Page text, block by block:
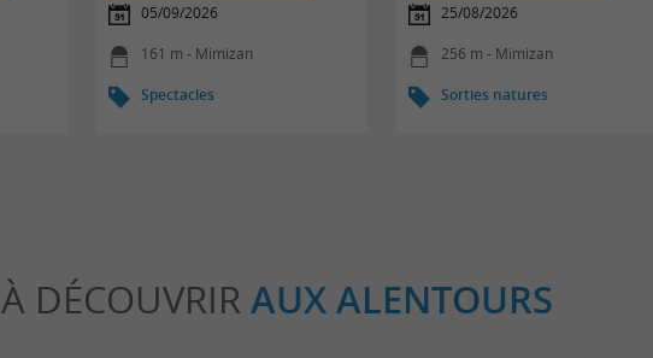
05/09/2026
161 m - Mimizan
Spectacles
25/08/2026
256 m - Mimizan
Sorties natures
À DÉCOUVRIR AUX ALENTOURS